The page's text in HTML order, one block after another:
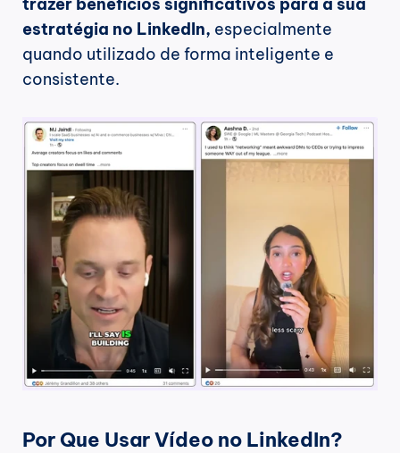
estratégia no LinkedIn, especialmente
quando utilizado de forma inteligente e
consistente.
Por Que Usar Vídeo no LinkedIn?